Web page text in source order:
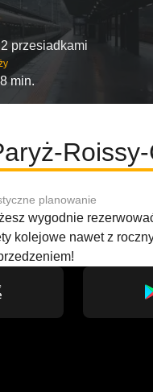
przesiadkami
min.
planowanie
wygodnie
kolejowe nawet z